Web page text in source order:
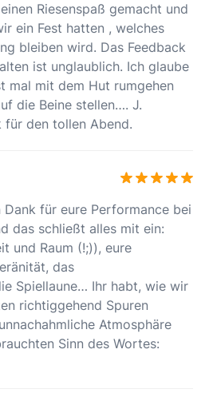
Riesenspaß gemacht und
ein Fest hatten , welches
bleiben wird. Das Feedback
ist unglaublich. Ich glaube
mal mit dem Hut rumgehen
die Beine stellen…. J.
für den tollen Abend.
Dank für eure Performance bei
das schließt alles mit ein:
und Raum (!;)), eure
das
Spiellaune… Ihr habt, wie wir
richtiggehend Spuren
Atmosphäre
Sinn des Wortes: